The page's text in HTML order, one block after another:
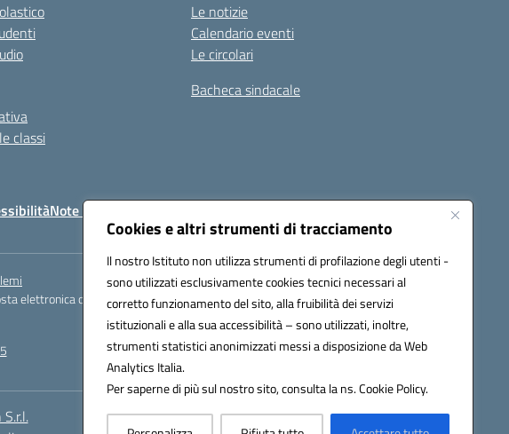
Cookies e altri strumenti di tracciamento
Il nostro Istituto non utilizza strumenti di profilazione degli utenti -
sono utilizzati esclusivamente cookies tecnici necessari al
corretto funzionamento del sito, alla fruibilità dei servizi
istituzionali e alla sua accessibilità – sono utilizzati, inoltre,
strumenti statistici anonimizzati messi a disposizione da Web
Analytics Italia.
Per saperne di più sul nostro sito, consulta la ns. Cookie Policy.
classi
Le notizie
Calendario eventi
Le circolari
Bacheca sindacale
Note legali Seguici su:
elettronica certificata (PEC):tpis002005@pec.istruzione.it